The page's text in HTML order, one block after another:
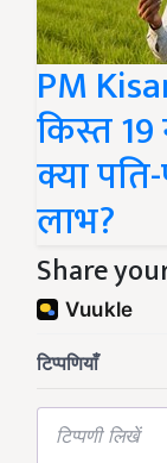
PM
किस्त 19
क्या
लाभ?
Share